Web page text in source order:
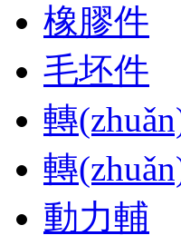
橡膠件
毛坯件
轉
轉
動力輔